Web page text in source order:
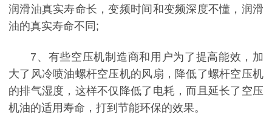
润滑油真实寿命长，变频时间和变频深度不懂，润滑
油的真实寿命不同;
7、有些空压机制造商和用户为了提高能效，加
大了风冷喷油螺杆空压机的风扇，降低了螺杆空压机
的排气湿度，这样不仅降低了电耗，而且延长了空压
机油的适用寿命，打到节能环保的效果。